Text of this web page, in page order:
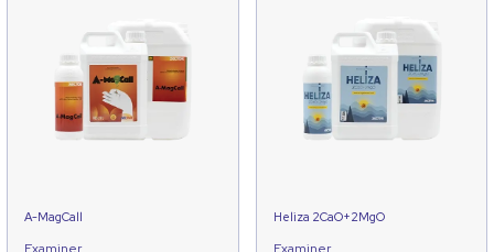
A-MagCall Heliza 2CaO+2MgO